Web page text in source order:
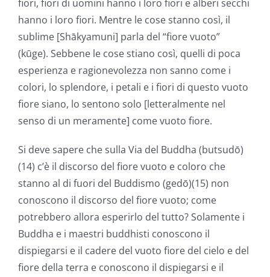
fiori, fiori di uomini hanno i loro fiori e alberi secchi
hanno i loro fiori. Mentre le cose stanno così, il
sublime [Shākyamuni] parla del “fiore vuoto”
(kūge). Sebbene le cose stiano così, quelli di poca
esperienza e ragionevolezza non sanno come i
colori, lo splendore, i petali e i fiori di questo vuoto
fiore siano, lo sentono solo [letteralmente nel
senso di un meramente] come vuoto fiore.
Si deve sapere che sulla Via del Buddha (butsudō)
(14) c’è il discorso del fiore vuoto e coloro che
stanno al di fuori del Buddismo (gedō)(15) non
conoscono il discorso del fiore vuoto; come
potrebbero allora esperirlo del tutto? Solamente i
Buddha e i maestri buddhisti conoscono il
dispiegarsi e il cadere del vuoto fiore del cielo e del
fiore della terra e conoscono il dispiegarsi e il